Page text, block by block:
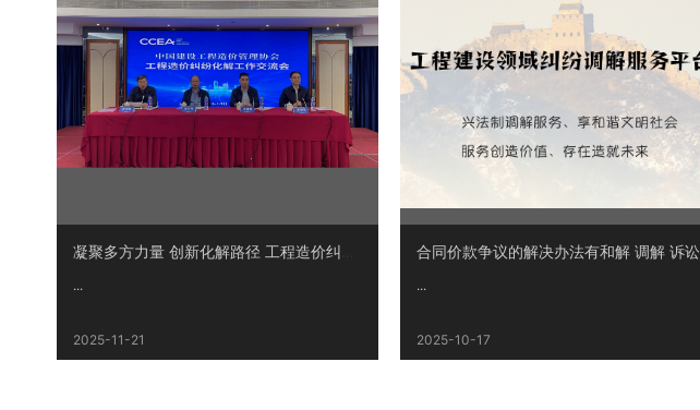
...
2025-11-21
合同价款争议的解决办法有和解 调解 诉讼
...
2025-10-17